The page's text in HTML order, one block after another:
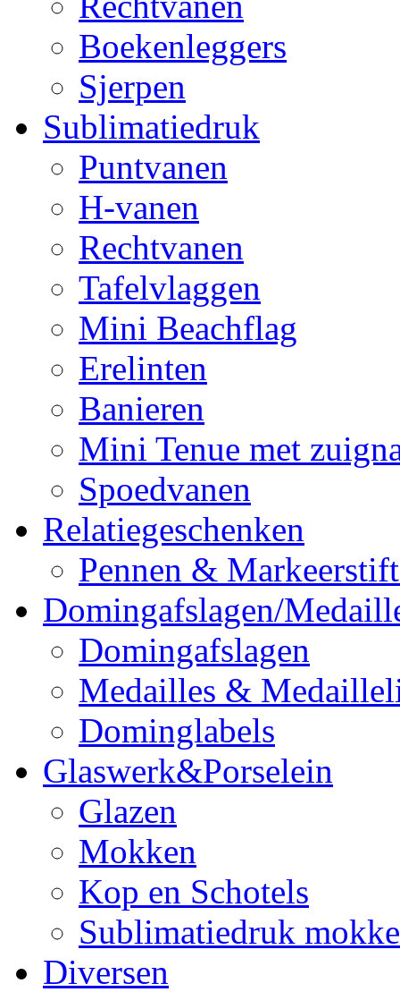
Boekenleggers
Sjerpen
Sublimatiedruk
Puntvanen
H-vanen
Rechtvanen
Tafelvlaggen
Mini Beachflag
Erelinten
Banieren
Mini Tenue met
Spoedvanen
Relatiegeschenken
Pennen &
Domingafslagen/
Domingafslagen
Medailles &
Dominglabels
Glaswerk&Porselein
Glazen
Mokken
Kop en Schotels
Sublimatiedruk
Diversen